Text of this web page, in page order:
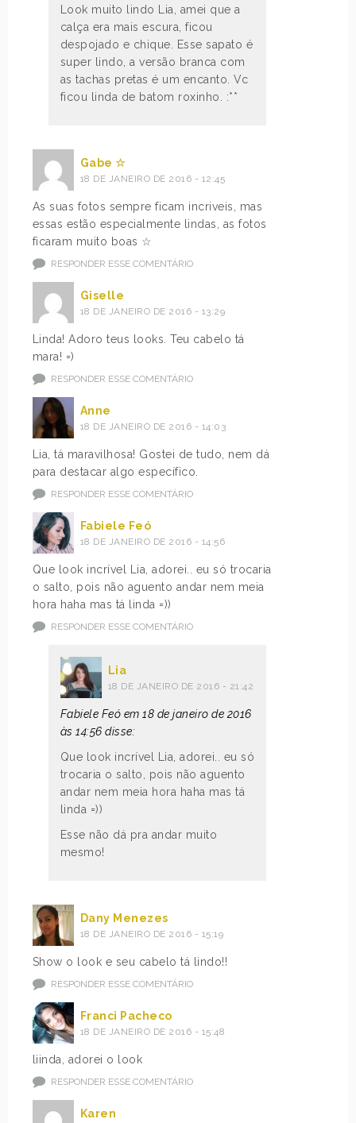
Look muito lindo Lia, amei que a
calça era mais escura, ficou
despojado e chique. Esse sapato é
super lindo, a versão branca com
as tachas pretas é um encanto. Vc
ficou linda de batom roxinho. :**
Gabe ☆
18 DE JANEIRO DE 2016 - 12:45
As suas fotos sempre ficam incriveis, mas
essas estão especialmente lindas, as fotos
ficaram muito boas ☆
RESPONDER ESSE COMENTÁRIO
Giselle
18 DE JANEIRO DE 2016 - 13:29
Linda! Adoro teus looks. Teu cabelo tá
mara! =)
RESPONDER ESSE COMENTÁRIO
Anne
18 DE JANEIRO DE 2016 - 14:03
Lia, tá maravilhosa! Gostei de tudo, nem dá
para destacar algo específico.
RESPONDER ESSE COMENTÁRIO
Fabiele Feó
18 DE JANEIRO DE 2016 - 14:56
Que look incrível Lia, adorei.. eu só trocaria
o salto, pois não aguento andar nem meia
hora haha mas tá linda =))
RESPONDER ESSE COMENTÁRIO
Lia
18 DE JANEIRO DE 2016 - 21:42
Fabiele Feó em 18 de janeiro de 2016
às 14:56 disse:
Que look incrível Lia, adorei.. eu só
trocaria o salto, pois não aguento
andar nem meia hora haha mas tá
linda =))
Esse não dá pra andar muito
mesmo!
Dany Menezes
18 DE JANEIRO DE 2016 - 15:19
Show o look e seu cabelo tá lindo!!
RESPONDER ESSE COMENTÁRIO
Franci Pacheco
18 DE JANEIRO DE 2016 - 15:48
liinda, adorei o look
RESPONDER ESSE COMENTÁRIO
Karen